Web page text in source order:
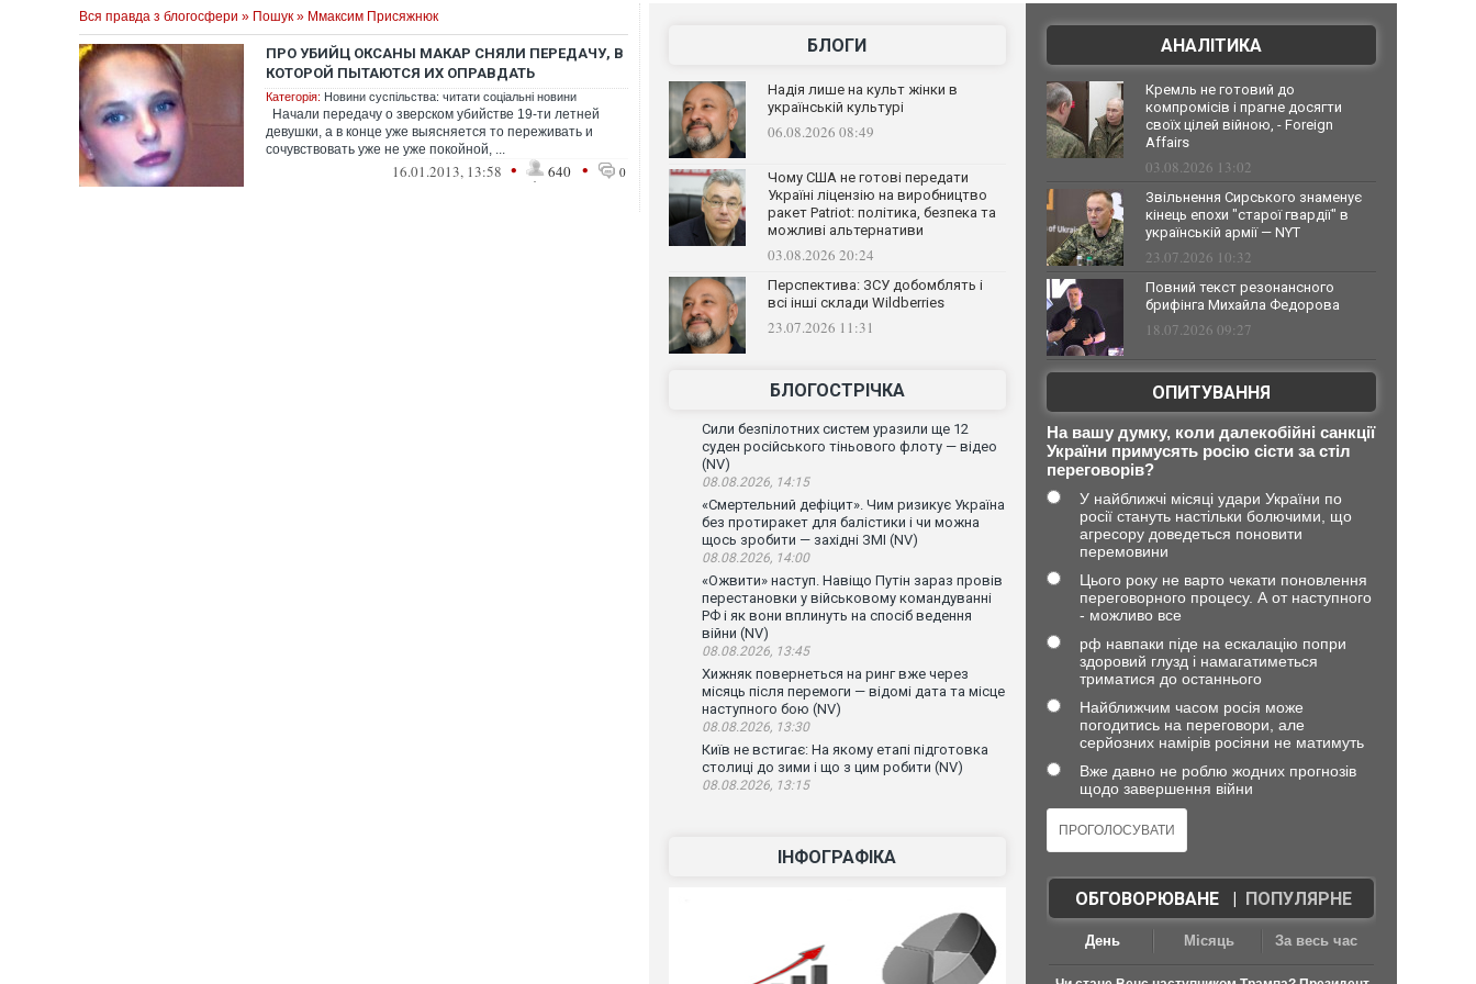
Вся правда з блогосфери » Пошук » Ммаксим Присяжнюк
ПРО УБИЙЦ ОКСАНЫ МАКАР СНЯЛИ ПЕРЕДАЧУ, В
КОТОРОЙ ПЫТАЮТСЯ ИХ ОПРАВДАТЬ
Категорія: Новини суспільства: читати соціальні новини
Начали передачу о зверском убийстве 19-ти летней
девушки, а в конце уже выясняется то переживать и
сочувствовать уже не уже покойной, ...
16.01.2013, 13:58 • 640 • 0
БЛОГИ
Надія лише на культ жінки в
українській культурі
06.08.2026 08:49
Чому США не готові передати
Україні ліцензію на виробництво
ракет Patriot: політика, безпека та
можливі альтернативи
03.08.2026 20:24
Перспектива: ЗСУ добомблять і
всі інші склади Wildberries
23.07.2026 11:31
БЛОГОСТРІЧКА
Сили безпілотних систем уразили ще 12
суден російського тіньового флоту — відео
(NV)
08.08.2026, 14:15
«Смертельний дефіцит». Чим ризикує Україна
без протиракет для балістики і чи можна
щось зробити — західні ЗМІ (NV)
08.08.2026, 14:00
«Ожвити» наступ. Навіщо Путін зараз провів
перестановки у військовому командуванні
РФ і як вони вплинуть на спосіб ведення
війни (NV)
08.08.2026, 13:45
Хижняк повернеться на ринг вже через
місяць після перемоги — відомі дата та місце
наступного бою (NV)
08.08.2026, 13:30
Київ не встигає: На якому етапі підготовка
столиці до зими і що з цим робити (NV)
08.08.2026, 13:15
ІНФОГРАФІКА
АНАЛІТИКА
Кремль не готовий до
компромісів і прагне досягти
своїх цілей війною, - Foreign
Affairs
03.08.2026 13:02
Звільнення Сирського знаменує
кінець епохи "старої гвардії" в
українській армії — NYT
23.07.2026 10:32
Повний текст резонансного
брифінга Михайла Федорова
18.07.2026 09:27
ОПИТУВАННЯ
На вашу думку, коли далекобійні санкції
України примусять росію сісти за стіл
переговорів?
У найближчі місяці удари України по
росії стануть настільки болючими, що
агресору доведеться поновити
перемовини
Цього року не варто чекати поновлення
переговорного процесу. А от наступного
- можливо все
рф навпаки піде на ескалацію попри
здоровий глузд і намагатиметься
триматися до останнього
Найближчим часом росія може
погодитись на переговори, але
серйозних намірів росіяни не матимуть
Вже давно не роблю жодних прогнозів
щодо завершення війни
ОБГОВОРЮВАНЕ| ПОПУЛЯРНЕ
День Місяць За весь час